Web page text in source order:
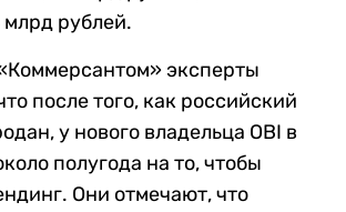
рублей.
эксперты
после того, как российский
у нового владельца OBI в
полугода на то, чтобы
Они отмечают, что